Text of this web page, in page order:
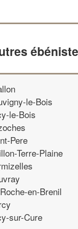
le-Bois
le-Bois
Pere
Terre-Plaine
en-Brenil
sur-Cure